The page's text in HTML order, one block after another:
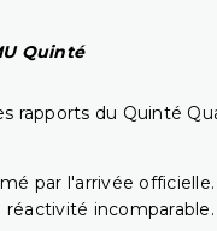
Quinté
rapports du Quinté
par l'arrivée
incomparable.